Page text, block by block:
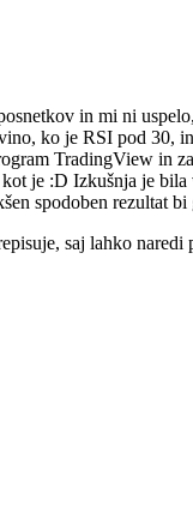
in mi ni
ko je RSI pod 30,
TradingView in
je :D Izkušnja je
spodoben rezultat
saj lahko